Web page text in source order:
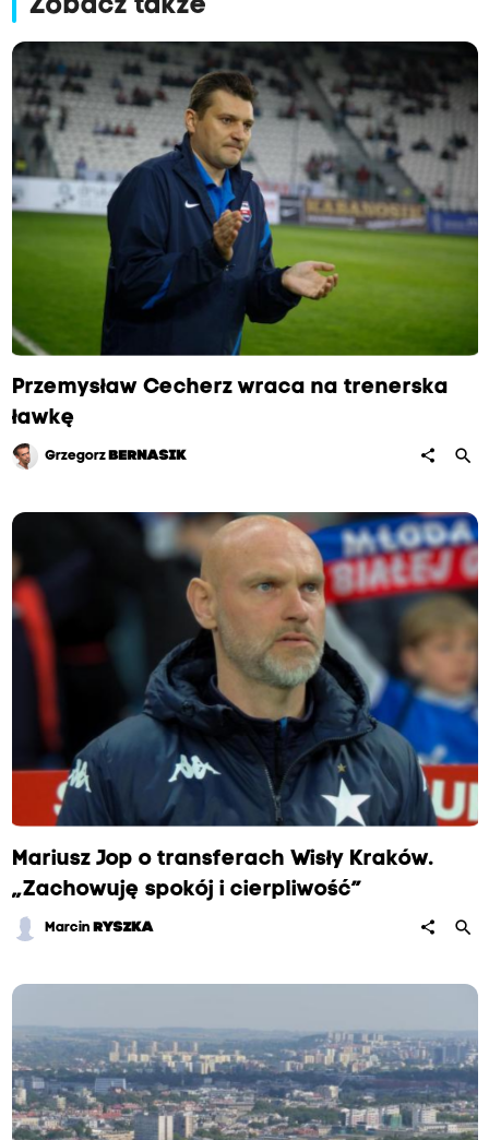
Zobacz także
Przemysław Cecherz wraca na trenerska
ławkę
Grzegorz BERNASIK share search
Mariusz Jop o transferach Wisły Kraków.
„Zachowuję spokój i cierpliwość”
Marcin RYSZKA share search